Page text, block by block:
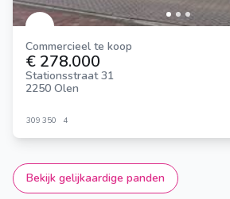
Commercieel te koop
€ 278.000
Stationsstraat 31
2250 Olen
309 350 4
Bekijk gelijkaardige panden